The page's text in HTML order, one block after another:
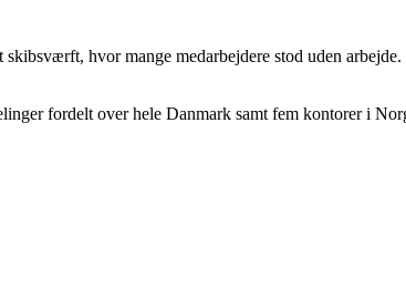
hvor mange medarbejdere stod uden
fordelt over hele Danmark samt fem kontorer i